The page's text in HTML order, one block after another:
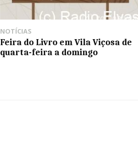
NOTÍCIAS
Feira do Livro em Vila Viçosa de
quarta-feira a domingo